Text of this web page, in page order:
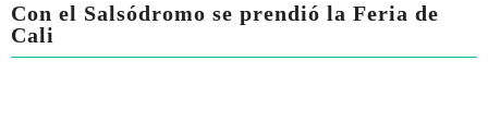
Con el Salsódromo se prendió la Feria de
Cali